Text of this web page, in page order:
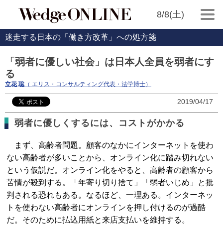
8/8(土)
迷走する日本の「働き方改革」への処方箋
「弱者に優しい社会」は日本人全員を弱者にす
る
立花 聡 （ エリス・コンサルティング代表・法学博士）
2019/04/17
弱者に優しくするには、コストがかかる
まず、高齢者問題。顧客のなかにインターネットを使わ
ない高齢者が多いことから、オンライン化に踏み切れない
という仮説だ。オンライン化をやると、高齢者の顧客から
苦情が殺到する。「年寄り切り捨て」「弱者いじめ」と批
判される恐れもある。なるほど、一理ある。インターネッ
トを使わない高齢者にオンラインを押し付けるのが過酷
だ。そのために払込用紙と来店支払いを維持する。